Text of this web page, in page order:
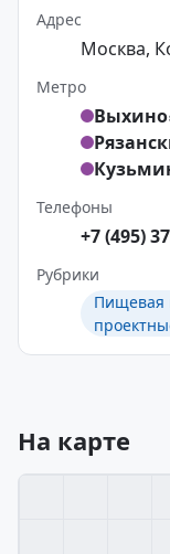
Адрес
Москва,
Метро
Выхино
Телефоны
+7 (495)
Рубрики
Пищевая
На карте